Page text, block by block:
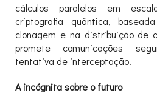
cálculos paralelos em
criptografia quântica,
clonagem e na distribuição de
promete comunicações
tentativa de interceptação.
A incógnita sobre o futuro